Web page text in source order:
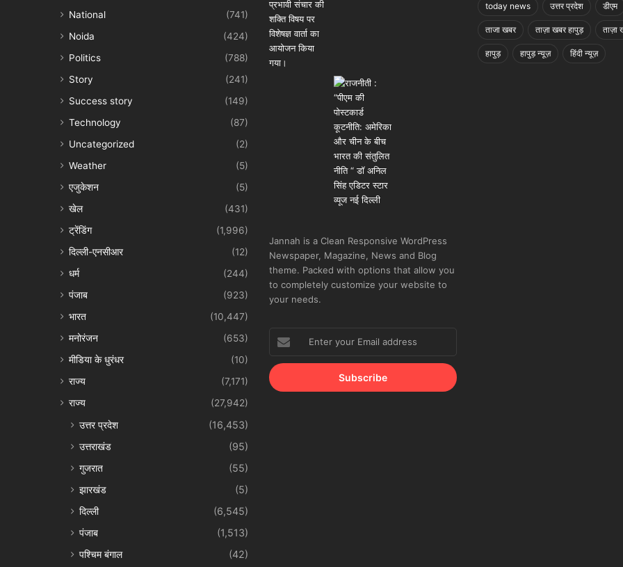
National
(741)
Noida
(424)
Politics
(788)
Story
(241)
Success story
(149)
Technology
(87)
Uncategorized
(2)
Weather
(5)
एजुकेशन
(5)
खेल
(431)
ट्रेंडिंग
(1,996)
दिल्ली-एनसीआर
(12)
धर्म
(244)
पंजाब
(923)
भारत
(10,447)
मनोरंजन
(653)
मीडिया के धुरंधर
(10)
राज्य
(7,171)
राज्य
(27,942)
उत्तर प्रदेश
(16,453)
उत्तराखंड
(95)
गुजरात
(55)
झारखंड
(5)
दिल्ली
(6,545)
पंजाब
(1,513)
पश्चिम बंगाल
(42)
Jannah is a Clean Responsive WordPress
Newspaper, Magazine, News and Blog
theme. Packed with options that allow you
to completely customize your website to
your needs.
your
Email
address
today news उत्तर प्रदेश डीएम
ताजा खबर ताज़ा खबर हापुड़ ताज़ा
हापुड़ हापुड़ न्यूज़ हिंदी न्यूज़